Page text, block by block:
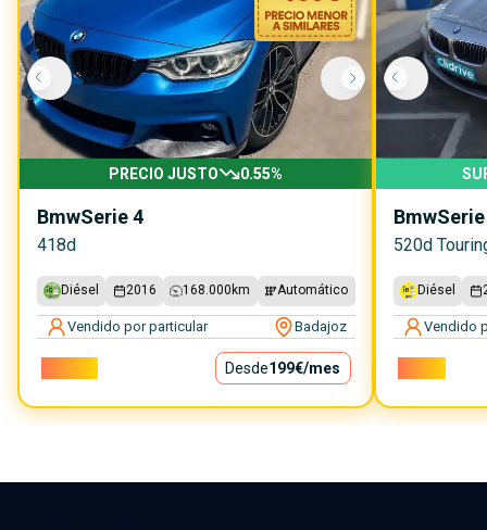
PRECIO JUSTO 0.55%
BmwSerie 4
418d
Diésel 2016 168.000 km Automático
Vendido por particular Badajoz
Desde199€/mes
BmwSerie
520d
Diésel
Vendido